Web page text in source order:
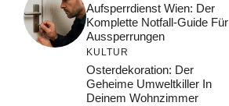
Aufsperrdienst Wien: Der
Komplette Notfall-Guide Für
Aussperrungen
KULTUR
Osterdekoration: Der
Geheime Umweltkiller In
Deinem Wohnzimmer